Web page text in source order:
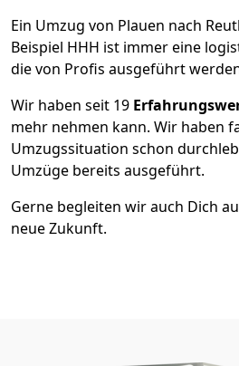
Ein Umzug von Plauen nach
Beispiel HHH ist immer eine
die von Profis ausgeführt
Wir haben seit 19
mehr nehmen kann. Wir haben
Umzugssituation schon
Umzüge bereits ausgeführt.
Gerne begleiten wir auch Dich
neue Zukunft.